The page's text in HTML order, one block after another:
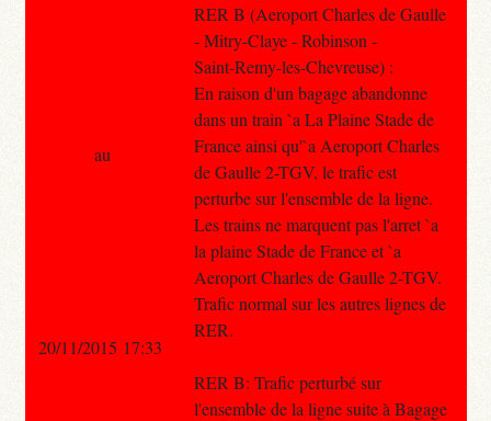
RER B (Aeroport Charles de Gaulle
- Mitry-Claye - Robinson -
Saint-Remy-les-Chevreuse) :
En raison d'un bagage abandonne
dans un train `a La Plaine Stade de
France ainsi qu'`a Aeroport Charles
de Gaulle 2-TGV, le trafic est
perturbe sur l'ensemble de la ligne.
Les trains ne marquent pas l'arret `a
la plaine Stade de France et `a
Aeroport Charles de Gaulle 2-TGV.
Trafic normal sur les autres lignes de
RER.
RER B: Trafic perturbé sur
l'ensemble de la ligne suite à Bagage
au
20/11/2015 17:33